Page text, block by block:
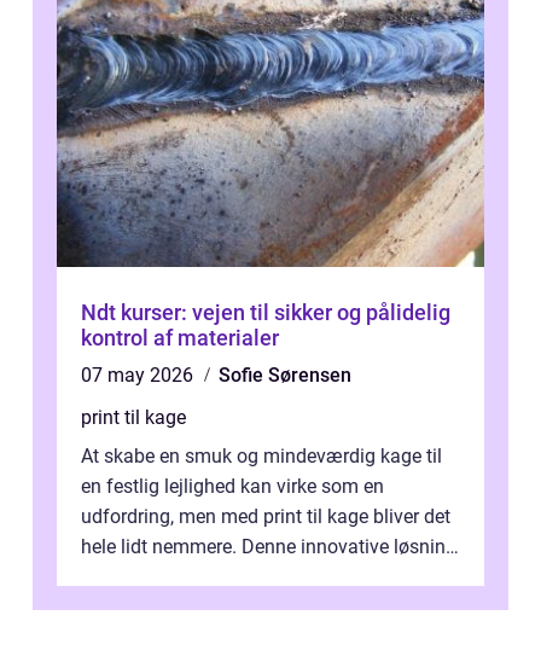
Ndt kurser: vejen til sikker og pålidelig
kontrol af materialer
07 may 2026
Sofie Sørensen
print til kage
At skabe en smuk og mindeværdig kage til
en festlig lejlighed kan virke som en
udfordring, men med print til kage bliver det
hele lidt nemmere. Denne innovative løsning